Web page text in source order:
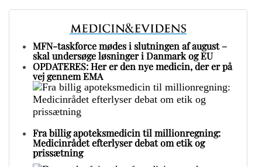
MFN-taskforce mødes i slutningen af august –
skal undersøge løsninger i Danmark og EU
OPDATERES: Her er den nye medicin, der er på
vej gennem EMA
Fra billig apoteksmedicin til millionregning:
Medicinrådet efterlyser debat om etik og
prissætning